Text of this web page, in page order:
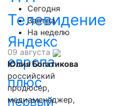
Телевидение
Яндекс
европа
плюс
первый
Сегодня
Завтра
На неделю
09 августа
Юлия Богатикова
российский
продюсер,
медиаменеджер,